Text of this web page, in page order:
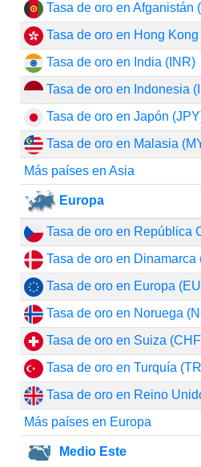
Tasa de oro en Afganistán
Tasa de oro en Hong
Tasa de oro en India (INR)
Tasa de oro en Indonesia
Tasa de oro en Japón
Tasa de oro en Malasia
Más países en Asia
Europa
Tasa de oro en República
Tasa de oro en Dinamarca
Tasa de oro en Europa
Tasa de oro en Noruega
Tasa de oro en Suiza
Tasa de oro en Turquía
Tasa de oro en Reino
Más países en Europa
Medio Este